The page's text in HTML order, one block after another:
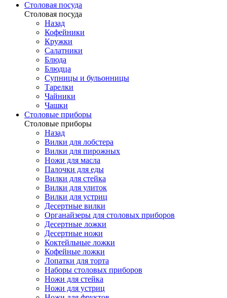
Столовая посуда
Столовая посуда
Назад
Кофейники
Кружки
Салатники
Блюда
Блюдца
Супницы и бульонницы
Тарелки
Чайники
Чашки
Cтоловые приборы
Cтоловые приборы
Назад
Вилки для лобстера
Вилки для пирожных
Ножи для масла
Палочки для еды
Вилки для стейка
Вилки для улиток
Вилки для устриц
Десертные вилки
Органайзеры для столовых приборов
Десертные ложки
Десертные ножи
Коктейльные ложки
Кофейные ложки
Лопатки для торта
Наборы столовых приборов
Ножи для стейка
Ножи для устриц